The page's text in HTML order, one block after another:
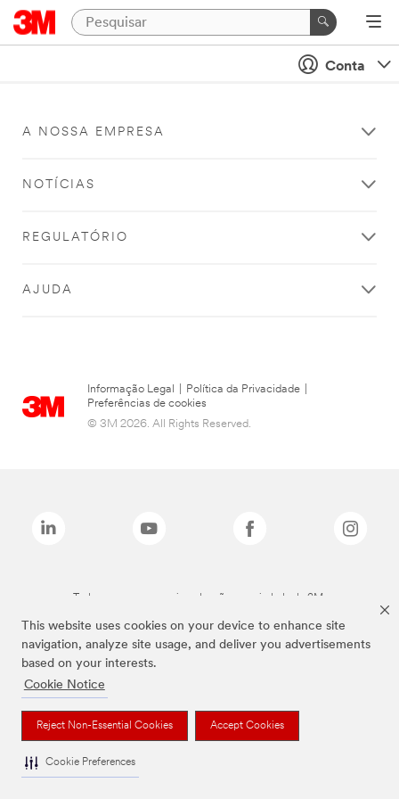
This website uses cookies on your device to enhance site
navigation, analyze site usage, and deliver you advertisements
based on your interests.
Cookie Notice
Reject Non-Essential Cookies Accept Cookies
Cookie Preferences
Conta
A NOSSA EMPRESA
NOTÍCIAS
REGULATÓRIO
AJUDA
Informação Legal Política da Privacidade
Preferências de cookies
© 3M 2026. All Rights Reserved.
Todas as marcas mencionadas são propriedade da 3M.